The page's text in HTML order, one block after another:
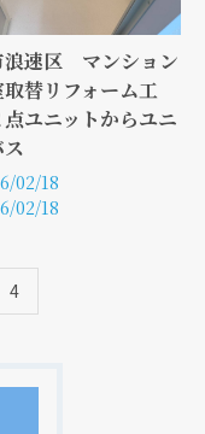
浪速区 マンション
替リフォーム工
ユニットからユニ
ス
02/18
02/18
4